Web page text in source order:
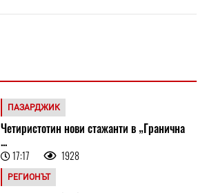
ПАЗАРДЖИК
Четиристотин нови стажанти в „Гранична
...
17:17 1928
РЕГИОНЪТ